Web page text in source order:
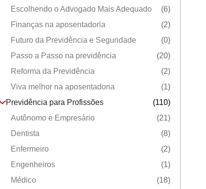
Escolhendo o Advogado Mais Adequado
(6)
Finanças na aposentadoria
(2)
Futuro da Previdência e Seguridade
(0)
Passo a Passo na previdência
(20)
Reforma da Previdência
(2)
Viva melhor na aposentadoria
(1)
Previdência para Profissões
(110)
Autônomo e Empresário
(21)
Dentista
(8)
Enfermeiro
(2)
Engenheiros
(1)
Médico
(18)